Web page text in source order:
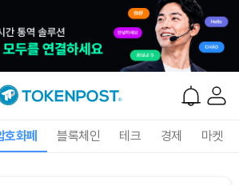
호화폐 블록체인 테크 경제 마켓
₩1,467(+1.81%)
₩107,256(+2.92%)